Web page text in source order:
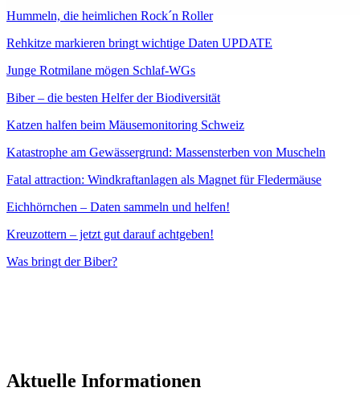
Hummeln, die heimlichen Rock´n Roller
Rehkitze markieren bringt wichtige Daten UPDATE
Junge Rotmilane mögen Schlaf-WGs
Biber – die besten Helfer der Biodiversität
Katzen halfen beim Mäusemonitoring Schweiz
Katastrophe am Gewässergrund: Massensterben von Muscheln
Fatal attraction: Windkraftanlagen als Magnet für Fledermäuse
Eichhörnchen – Daten sammeln und helfen!
Kreuzottern – jetzt gut darauf achtgeben!
Was bringt der Biber?
Aktuelle Informationen